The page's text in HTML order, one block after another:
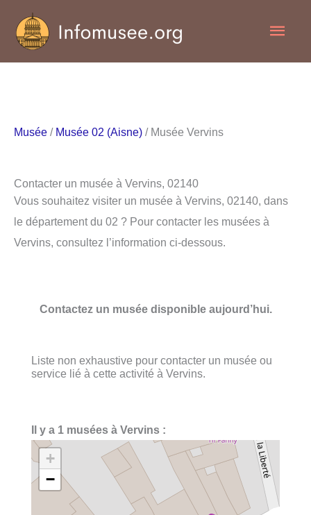
contenu
Musée / Musée 02 (Aisne) / Musée Vervins
Contacter un musée à Vervins, 02140
Vous souhaitez visiter un musée à Vervins, 02140, dans
le département du 02 ? Pour contacter les musées à
Vervins, consultez l’information ci-dessous.
Contactez un musée disponible aujourd’hui.
Liste non exhaustive pour contacter un musée ou
service lié à cette activité à Vervins.
Il y a 1 musées à Vervins :
+
−